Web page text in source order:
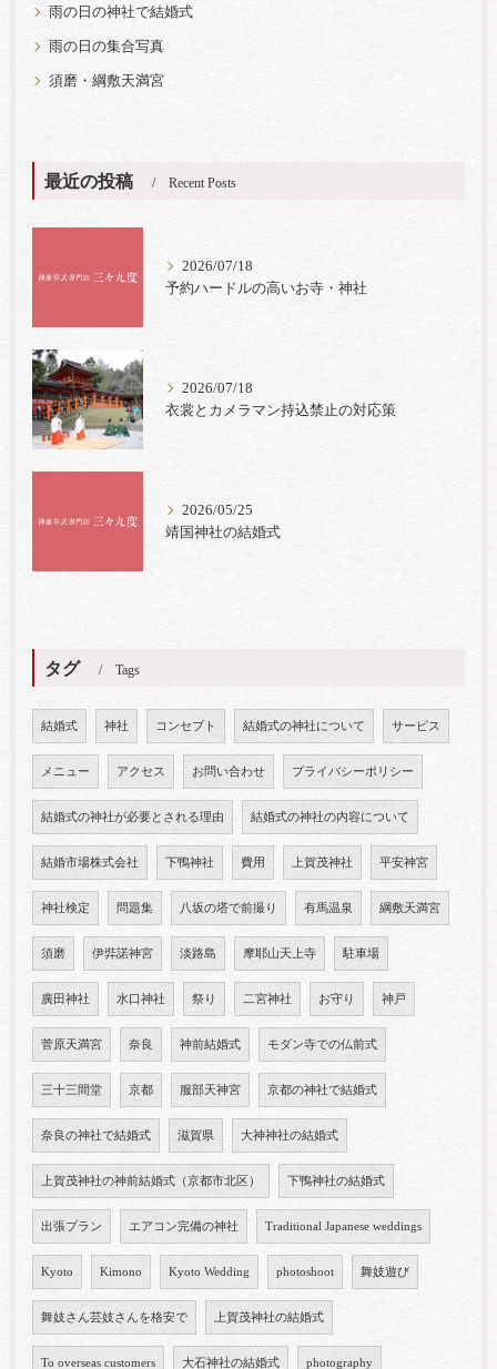
雨の日の神社で結婚式
雨の日の集合写真
須磨・綱敷天満宮
最近の投稿 Recent Posts
2026/07/18
予約ハードルの高いお寺・神社
2026/07/18
衣裳とカメラマン持込禁止の対応策
2026/05/25
靖国神社の結婚式
タグ Tags
結婚式 神社 コンセプト 結婚式の神社について サービス
メニュー アクセス お問い合わせ プライバシーポリシー
結婚式の神社が必要とされる理由 結婚式の神社の内容について
結婚市場株式会社 下鴨神社 費用 上賀茂神社 平安神宮
神社検定 問題集 八坂の塔で前撮り 有馬温泉 綱敷天満宮
須磨 伊弉諾神宮 淡路島 摩耶山天上寺 駐車場
廣田神社 水口神社 祭り 二宮神社 お守り 神戸
菅原天満宮 奈良 神前結婚式 モダン寺での仏前式
三十三間堂 京都 服部天神宮 京都の神社で結婚式
奈良の神社で結婚式 滋賀県 大神神社の結婚式
上賀茂神社の神前結婚式（京都市北区） 下鴨神社の結婚式
出張プラン エアコン完備の神社 Traditional Japanese weddings
Kyoto Kimono Kyoto Wedding photoshoot 舞妓遊び
舞妓さん芸妓さんを格安で 上賀茂神社の結婚式
To overseas customers 大石神社の結婚式 photography